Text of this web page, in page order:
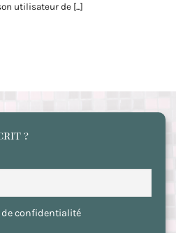
utilisateur de [...]
?
de confidentialité